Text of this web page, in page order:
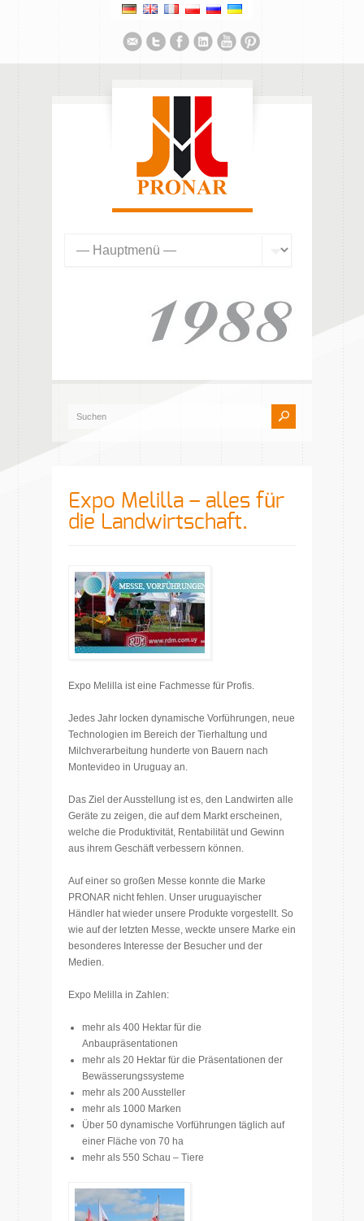
Expo Melilla – alles für
die Landwirtschaft.
Expo Melilla ist eine Fachmesse für Profis.
Jedes Jahr locken dynamische Vorführungen, neue
Technologien im Bereich der Tierhaltung und
Milchverarbeitung hunderte von Bauern nach
Montevideo in Uruguay an.
Das Ziel der Ausstellung ist es, den Landwirten alle
Geräte zu zeigen, die auf dem Markt erscheinen,
welche die Produktivität, Rentabilität und Gewinn
aus ihrem Geschäft verbessern können.
Auf einer so großen Messe konnte die Marke
PRONAR nicht fehlen. Unser uruguayischer
Händler hat wieder unsere Produkte vorgestellt. So
wie auf der letzten Messe, weckte unsere Marke ein
besonderes Interesse der Besucher und der
Medien.
Expo Melilla in Zahlen:
mehr als 400 Hektar für die
Anbaupräsentationen
mehr als 20 Hektar für die Präsentationen der
Bewässerungssysteme
mehr als 200 Aussteller
mehr als 1000 Marken
Über 50 dynamische Vorführungen täglich auf
einer Fläche von 70 ha
mehr als 550 Schau – Tiere